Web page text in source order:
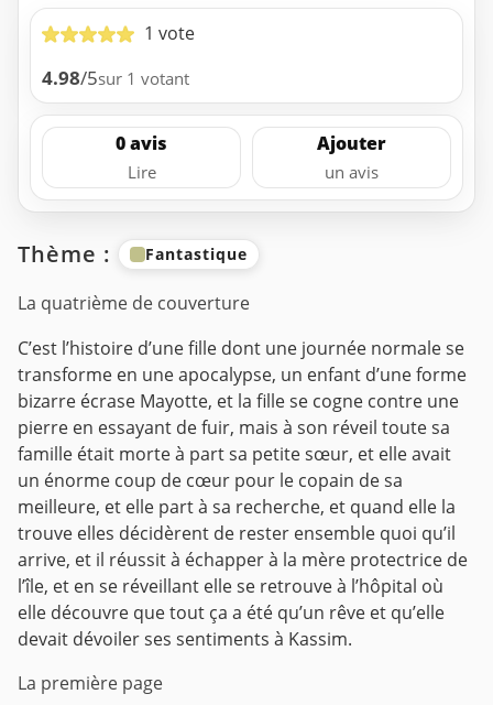
1 vote
4.98/5sur 1 votant
0 avis
Lire
Ajouter
un avis
Thème : Fantastique
La quatrième de couverture
C’est l’histoire d’une fille dont une journée normale se
transforme en une apocalypse, un enfant d’une forme
bizarre écrase Mayotte, et la fille se cogne contre une
pierre en essayant de fuir, mais à son réveil toute sa
famille était morte à part sa petite sœur, et elle avait
un énorme coup de cœur pour le copain de sa
meilleure, et elle part à sa recherche, et quand elle la
trouve elles décidèrent de rester ensemble quoi qu’il
arrive, et il réussit à échapper à la mère protectrice de
l’île, et en se réveillant elle se retrouve à l’hôpital où
elle découvre que tout ça a été qu’un rêve et qu’elle
devait dévoiler ses sentiments à Kassim.
La première page